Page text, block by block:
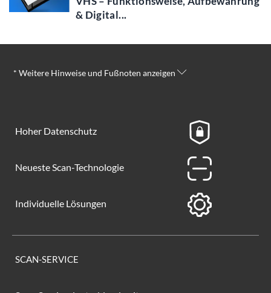
& Digital...
* Weitere Hinweise und Fußnoten anzeigen
Hoher Datenschutz
Neueste Scan-Technologie
Individuelle Lösungen
SCAN-SERVICE